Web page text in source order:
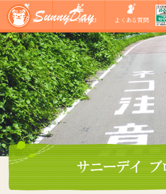
ショップ ツアーMENU よくある質問